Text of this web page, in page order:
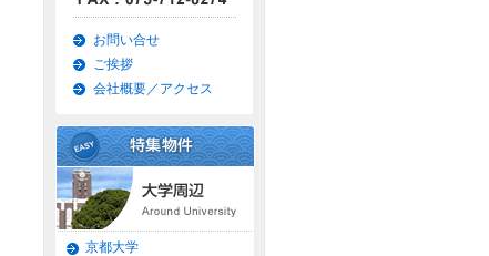
お問い合せ
ご挨拶
会社概要／アクセス
京都大学